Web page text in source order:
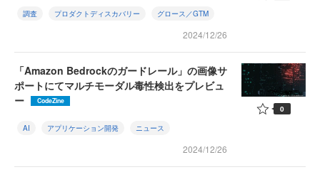
調査 プロダクトディスカバリー グロース／GTM
2024/12/26
「Amazon Bedrockのガードレール」の画像サ
ポートにてマルチモーダル毒性検出をプレビュ
ー
CodeZine
AI アプリケーション開発 ニュース
2024/12/26
0